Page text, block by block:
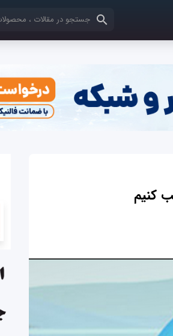
کلمات کلیدی خود را وارد کنید
کنیم